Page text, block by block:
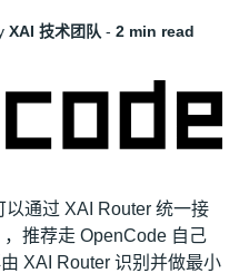
XAI 技术团队 ‐ 2 min read
以通过 XAI Router 统一接
，推荐走 OpenCode 自己
XAI Router 识别并做最小